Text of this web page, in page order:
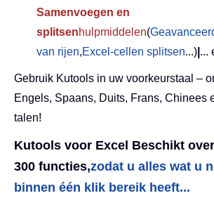
Samenvoegen en
splitsenhulpmiddelen(
van rijen,Excel-cellen splitsen...) ...
Gebruik Kutools in uw voorkeurstaal –
Engels, Spaans, Duits, Frans, Chinees
talen!
Kutools voor Excel Beschikt
300 functies,zodat u alles wat u
binnen één klik bereik heeft...